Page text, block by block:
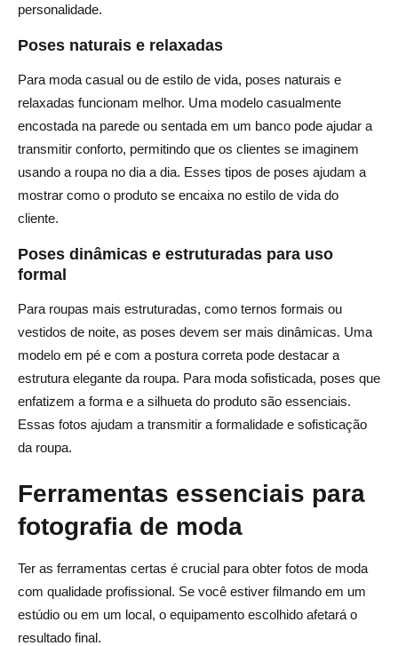
personalidade.
Poses naturais e relaxadas
Para moda casual ou de estilo de vida, poses naturais e
relaxadas funcionam melhor. Uma modelo casualmente
encostada na parede ou sentada em um banco pode ajudar a
transmitir conforto, permitindo que os clientes se imaginem
usando a roupa no dia a dia. Esses tipos de poses ajudam a
mostrar como o produto se encaixa no estilo de vida do
cliente.
Poses dinâmicas e estruturadas para uso
formal
Para roupas mais estruturadas, como ternos formais ou
vestidos de noite, as poses devem ser mais dinâmicas. Uma
modelo em pé e com a postura correta pode destacar a
estrutura elegante da roupa. Para moda sofisticada, poses que
enfatizem a forma e a silhueta do produto são essenciais.
Essas fotos ajudam a transmitir a formalidade e sofisticação
da roupa.
Ferramentas essenciais para
fotografia de moda
Ter as ferramentas certas é crucial para obter fotos de moda
com qualidade profissional. Se você estiver filmando em um
estúdio ou em um local, o equipamento escolhido afetará o
resultado final.